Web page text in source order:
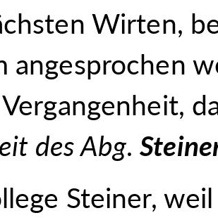
Wirten,
angesprochen
des Abg.
Steiner,